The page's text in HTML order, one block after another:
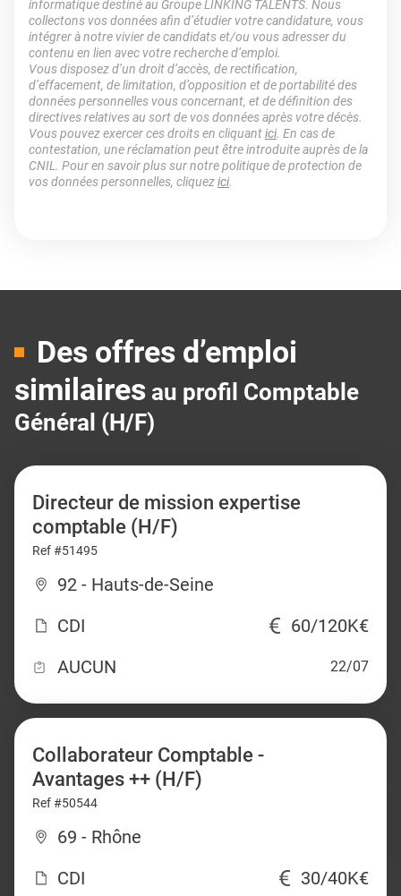
informatique destiné au Groupe LINKING TALENTS. Nous
collectons vos données afin d’étudier votre candidature, vous
intégrer à notre vivier de candidats et/ou vous adresser du
contenu en lien avec votre recherche d’emploi.
Vous disposez d’un droit d’accès, de rectification,
d’effacement, de limitation, d’opposition et de portabilité des
données personnelles vous concernant, et de définition des
directives relatives au sort de vos données après votre décès.
Vous pouvez exercer ces droits en cliquantici. En cas de
contestation, une réclamation peut être introduite auprès de la
CNIL. Pour en savoir plus sur notre politique de protection de
vos données personnelles, cliquezici.
Des offres d’emploi
similaires au profil Comptable
Général (H/F)
Directeur de mission expertise
comptable (H/F)
Ref #51495
92 - Hauts-de-Seine
CDI
60/120K€
AUCUN
22/07
Collaborateur Comptable -
Avantages ++ (H/F)
Ref #50544
69 - Rhône
CDI
30/40K€